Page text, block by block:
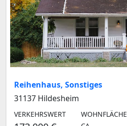
Reihenhaus, Sonstiges
31137 Hildesheim
VERKEHRSWERT
WOHNFLÄCHE